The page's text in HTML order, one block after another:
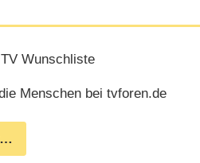
Wunschliste
Menschen bei tvforen.de